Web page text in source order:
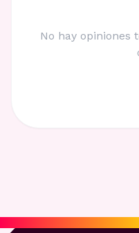
No hay opiniones